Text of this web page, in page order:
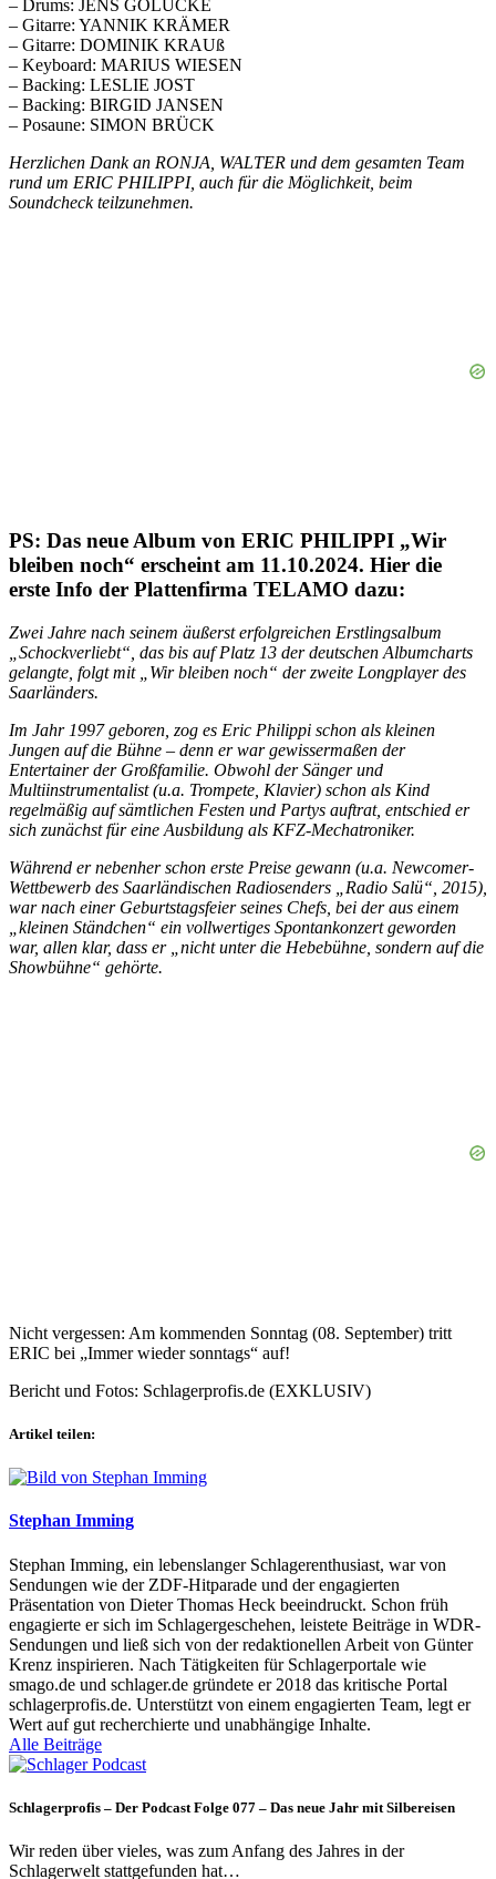
– Drums: JENS GOLÜCKE
– Gitarre: YANNIK KRÄMER
– Gitarre: DOMINIK KRAUß
– Keyboard: MARIUS WIESEN
– Backing: LESLIE JOST
– Backing: BIRGID JANSEN
– Posaune: SIMON BRÜCK
Herzlichen Dank an RONJA, WALTER und dem gesamten Team
rund um ERIC PHILIPPI, auch für die Möglichkeit, beim
Soundcheck teilzunehmen.
PS: Das neue Album von ERIC PHILIPPI „Wir
bleiben noch“ erscheint am 11.10.2024. Hier die
erste Info der Plattenfirma TELAMO dazu:
Zwei Jahre nach seinem äußerst erfolgreichen Erstlingsalbum
„Schockverliebt“, das bis auf Platz 13 der deutschen Albumcharts
gelangte, folgt mit „Wir bleiben noch“ der zweite Longplayer des
Saarländers.
Im Jahr 1997 geboren, zog es Eric Philippi schon als kleinen
Jungen auf die Bühne – denn er war gewissermaßen der
Entertainer der Großfamilie. Obwohl der Sänger und
Multiinstrumentalist (u.a. Trompete, Klavier) schon als Kind
regelmäßig auf sämtlichen Festen und Partys auftrat, entschied er
sich zunächst für eine Ausbildung als KFZ-Mechatroniker.
Während er nebenher schon erste Preise gewann (u.a. Newcomer-
Wettbewerb des Saarländischen Radiosenders „Radio Salü“, 2015),
war nach einer Geburtstagsfeier seines Chefs, bei der aus einem
„kleinen Ständchen“ ein vollwertiges Spontankonzert geworden
war, allen klar, dass er „nicht unter die Hebebühne, sondern auf die
Showbühne“ gehörte.
Nicht vergessen: Am kommenden Sonntag (08. September) tritt
ERIC bei „Immer wieder sonntags“ auf!
Bericht und Fotos: Schlagerprofis.de (EXKLUSIV)
Artikel teilen:
Stephan Imming
Stephan Imming, ein lebenslanger Schlagerenthusiast, war von
Sendungen wie der ZDF-Hitparade und der engagierten
Präsentation von Dieter Thomas Heck beeindruckt. Schon früh
engagierte er sich im Schlagergeschehen, leistete Beiträge in WDR-
Sendungen und ließ sich von der redaktionellen Arbeit von Günter
Krenz inspirieren. Nach Tätigkeiten für Schlagerportale wie
smago.de und schlager.de gründete er 2018 das kritische Portal
schlagerprofis.de. Unterstützt von einem engagierten Team, legt er
Wert auf gut recherchierte und unabhängige Inhalte.
Alle Beiträge
Schlagerprofis – Der Podcast Folge 077 – Das neue Jahr mit Silbereisen
Wir reden über vieles, was zum Anfang des Jahres in der
Schlagerwelt stattgefunden hat…